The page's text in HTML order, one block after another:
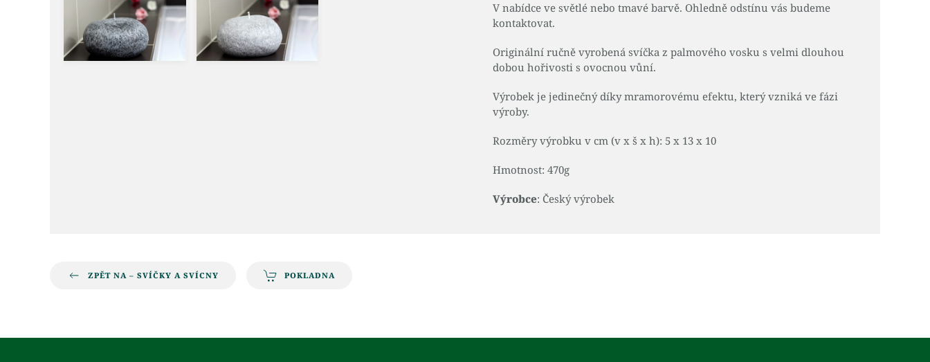
V nabídce ve světlé nebo tmavé barvě. Ohledně odstínu vás budeme
kontaktovat.
Originální ručně vyrobená svíčka z palmového vosku s velmi dlouhou
dobou hořivosti s ovocnou vůní.
Výrobek je jedinečný díky mramorovému efektu, který vzniká ve fázi
výroby.
Rozměry výrobku v cm (v x š x h): 5 x 13 x 10
Hmotnost: 470g
Výrobce: Český výrobek
ZPĚT NA – SVÍČKY A SVÍCNY POKLADNA